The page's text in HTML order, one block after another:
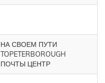
НА СВОЕМ ПУТИ
TOPETERBOROUGH
ПОЧТЫ ЦЕНТР